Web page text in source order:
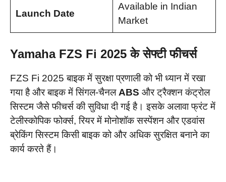
Launch Date
Available in Indian
Market
Yamaha FZS Fi 2025 के सेफ्टी फीचर्स
FZS Fi 2025 बाइक में सुरक्षा प्रणाली को भी ध्यान में रखा
गया है और बाइक में सिंगल-चैनलABS और ट्रैक्शन कंट्रोल
सिस्टम जैसे फीचर्स की सुविधा दी गई है। इसके अलावा फ्रंट में
टेलीस्कोपिक फोर्क्स, रियर में मोनोशॉक सस्पेंशन और एडवांस
ब्रेकिंग सिस्टम किसी बाइक को और अधिक सुरक्षित बनाने का
कार्य करते हैं।